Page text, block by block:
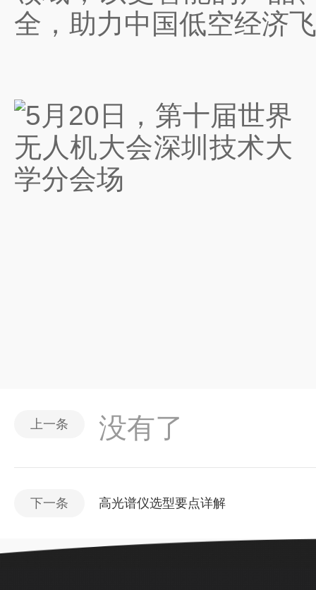
全，助力中国低空经济
上一条 没有了
下一条 高光谱仪选型要点详解